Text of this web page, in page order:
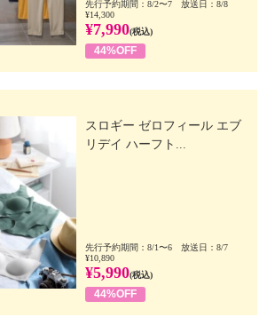
先行予約期間：8/2〜7 放送日：8/8
¥14,300
¥7,990(税込)
44%OFF
スロギー ゼロフィール エブ
リデイ ハーフト...
先行予約期間：8/1〜6 放送日：8/7
¥10,890
¥5,990(税込)
44%OFF